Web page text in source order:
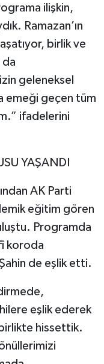
ilişkin,
Ramazan’ın
birlik ve
da
geleneksel
emeği geçen tüm
ifadelerini
YAŞANDI
AK Parti
eğitim gören
Programda
koroda
de eşlik etti.
eşlik ederek
birlikte hissettik.